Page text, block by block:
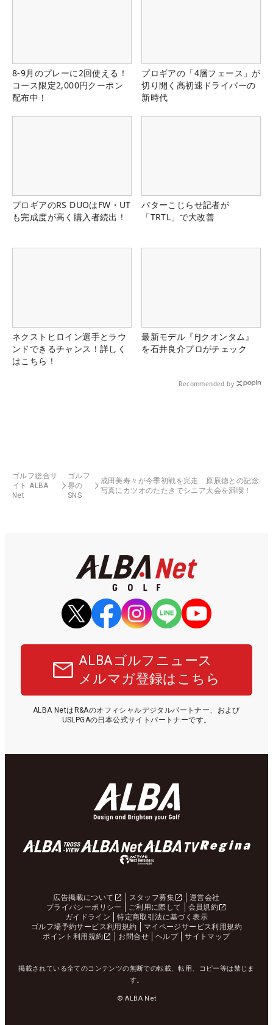
8-9月のプレーに2回使える！
コース限定2,000円クーポン
配布中！
プロギアの「4層フェース」が
切り開く高初速ドライバーの
新時代
プロギアのRS DUOはFW・UT
も完成度が高く購入者続出！
パターこじらせ記者が
「TRTL」で大改善
ネクストヒロイン選手とラウ
ンドできるチャンス！詳しく
はこちら！
最新モデル『FJクオンタム』
を石井良介プロがチェック
Recommended by
ゴルフ総合サ
イト ALBA
Net
ゴルフ
界の
SNS
成田美寿々が今季初戦を完走 原辰徳との記念
写真にカツオのたたきでシニア大会を満喫！
ALBAゴルフニュース
メルマガ登録はこちら
ALBA NetはR&Aのオフィシャルデジタルパートナー、および
USLPGAの日本公式サイトパートナーです。
広告掲載について スタッフ募集
運営会社
プライバシーポリシー
ご利用に際して
会員規約
ガイドライン
特定商取引法に基づく表示
ゴルフ場予約サービス利用規約
マイページサービス利用規約
ポイント利用規約
お問合せ ヘルプ サイトマップ
掲載されている全てのコンテンツの無断での転載、転用、コピー等は禁じま
す。
© ALBA Net